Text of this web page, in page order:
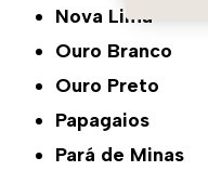
Nova Lima
Ouro Branco
Ouro Preto
Papagaios
Pará de Minas